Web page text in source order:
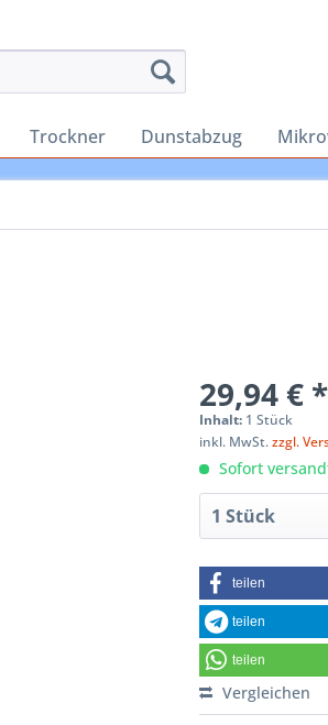
Trockner Dunstabzug
29,94 € *
Inhalt: 1 Stück
inkl. MwSt.zzgl.
Sofort
teilen
teilen
teilen
Vergleichen